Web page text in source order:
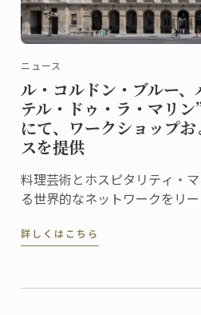
ニュース
ル・コルドン・ブルー、
テル・ドゥ・ラ・マリ
にて、ワークショップ
スを提供
料理芸術とホスピタリティ・
る世界的なネットワークをリ
des Monuments Nationaux,
詳しくはこちら